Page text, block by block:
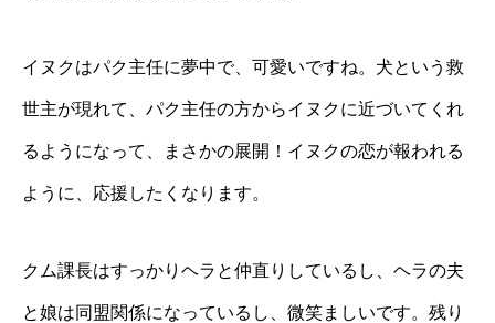
イヌクはパク主任に夢中で、可愛いですね。犬という救
世主が現れて、パク主任の方からイヌクに近づいてくれ
るようになって、まさかの展開！イヌクの恋が報われる
ように、応援したくなります。
クム課長はすっかりヘラと仲直りしているし、ヘラの夫
と娘は同盟関係になっているし、微笑ましいです。残り